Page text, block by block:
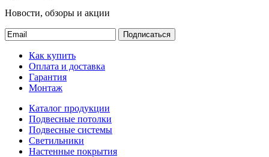
Новости, обзоры и акции
Подписаться
Как купить
Оплата и доставка
Гарантия
Монтаж
Каталог продукции
Подвесные потолки
Подвесные системы
Светильники
Настенные покрытия